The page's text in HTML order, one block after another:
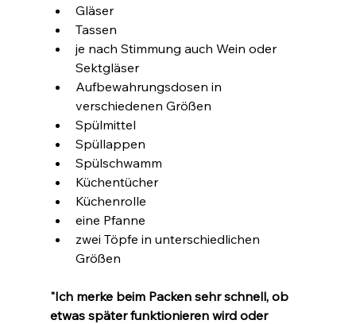
Gläser
Tassen
je nach Stimmung auch Wein oder
Sektgläser
Aufbewahrungsdosen in
verschiedenen Größen
Spülmittel
Spüllappen
Spülschwamm
Küchentücher
Küchenrolle
eine Pfanne
zwei Töpfe in unterschiedlichen
Größen
"Ich merke beim Packen sehr schnell, ob
etwas später funktionieren wird oder